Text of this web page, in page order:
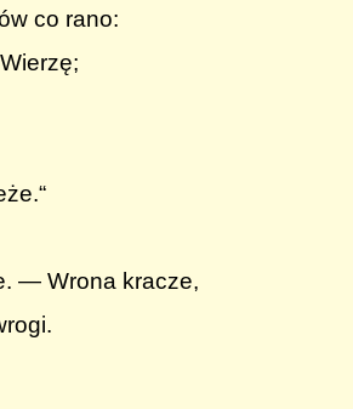
co rano:
— Wrona kracze,